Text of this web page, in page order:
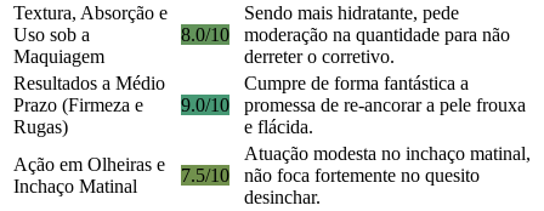
Textura, Absorção e
Uso sob a
Maquiagem
8.0/10
Sendo mais hidratante, pede
moderação na quantidade para não
derreter o corretivo.
Resultados a Médio
Prazo (Firmeza e
Rugas)
9.0/10
Cumpre de forma fantástica a
promessa de re-ancorar a pele frouxa
e flácida.
Ação em Olheiras e
Inchaço Matinal
7.5/10
Atuação modesta no inchaço matinal,
não foca fortemente no quesito
desinchar.